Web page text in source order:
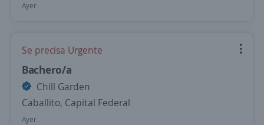
Ayer
Se precisa Urgente
Bachero/a
Chill Garden
Caballito, Capital Federal
Ayer